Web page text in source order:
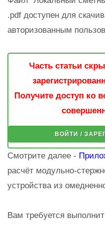
.pdf доступен для
авторизованным
Часть статьи
Получите доступ ко
ВОЙТИ /
Смотрите далее -
расчёт модульно-
устройства из
Вам требуется